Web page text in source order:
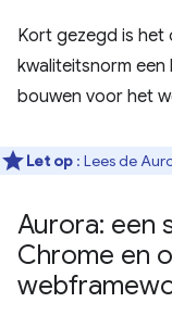
Kort gezegd is het
kwaliteitsnorm
bouwen voor het
Let op : Lees de
Aurora: een
Chrome en